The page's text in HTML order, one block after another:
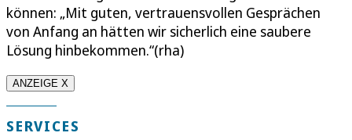
können: „Mit guten, vertrauensvollen Gesprächen
von Anfang an hätten wir sicherlich eine saubere
Lösung hinbekommen.“(rha)
ANZEIGE X
SERVICES